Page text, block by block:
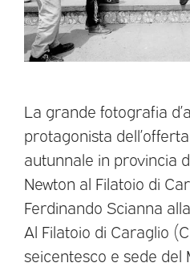
La grande fotografia
protagonista
autunnale in provincia
Newton al Filatoio di
Ferdinando Scianna
Al Filatoio di Caraglio
seicentesco e sede del